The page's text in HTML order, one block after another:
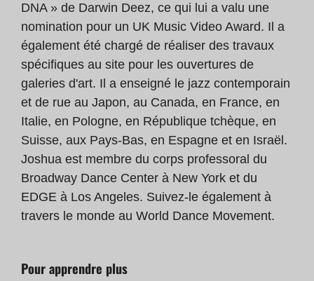
DNA » de Darwin Deez, ce qui lui a valu une
nomination pour un UK Music Video Award. Il a
également été chargé de réaliser des travaux
spécifiques au site pour les ouvertures de
galeries d'art. Il a enseigné le jazz contemporain
et de rue au Japon, au Canada, en France, en
Italie, en Pologne, en République tchèque, en
Suisse, aux Pays-Bas, en Espagne et en Israël.
Joshua est membre du corps professoral du
Broadway Dance Center à New York et du
EDGE à Los Angeles. Suivez-le également à
travers le monde au World Dance Movement.
Pour apprendre plus